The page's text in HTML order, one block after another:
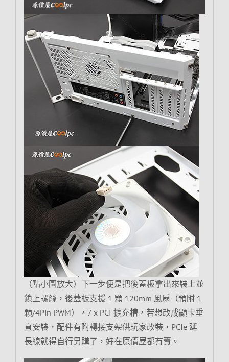
（點小圖放大）下一步便是把後蓋板拿出來裝上並
鎖上螺絲，後蓋板支援 1 顆 120mm 風扇（預附 1
顆/4Pin PWM），7 x PCI 擴充槽，若想改成顯卡垂
直安裝，配件有附轉接支架供玩家改裝，PCIe 延
長線就得自行另購了，好在原價屋都有賣。